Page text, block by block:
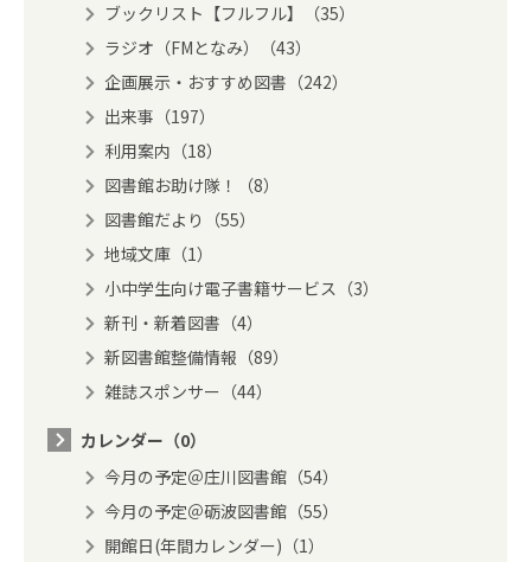
ブックリスト【フルフル】（35）
ラジオ（FMとなみ）（43）
企画展示・おすすめ図書（242）
出来事（197）
利用案内（18）
図書館お助け隊！（8）
図書館だより（55）
地域文庫（1）
小中学生向け電子書籍サービス（3）
新刊・新着図書（4）
新図書館整備情報（89）
雑誌スポンサー（44）
カレンダー（0）
今月の予定＠庄川図書館（54）
今月の予定＠砺波図書館（55）
開館日(年間カレンダー)（1）